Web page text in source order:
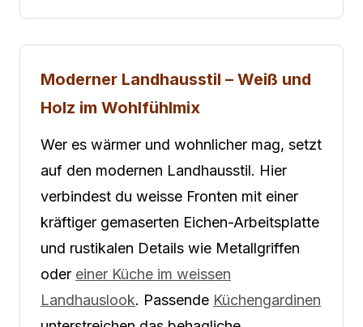
Moderner Landhausstil – Weiß und
Holz im Wohlfühlmix
Wer es wärmer und wohnlicher mag, setzt
auf den modernen Landhausstil. Hier
verbindest du weisse Fronten mit einer
kräftiger gemaserten Eichen-Arbeitsplatte
und rustikalen Details wie Metallgriffen
oder einer Küche im weissen
Landhauslook. Passende Küchengardinen